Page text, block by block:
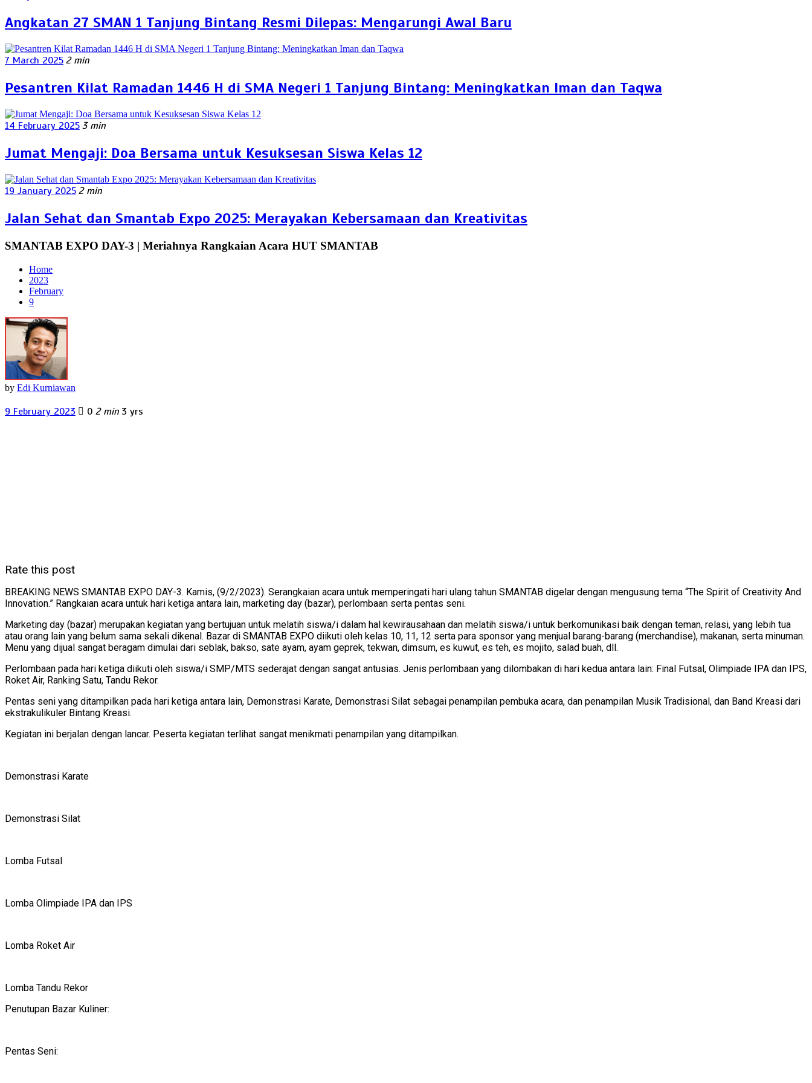
Angkatan 27 SMAN 1 Tanjung Bintang Resmi Dilepas: Mengarungi Awal Baru
7 March 2025 2 min
Pesantren Kilat Ramadan 1446 H di SMA Negeri 1 Tanjung Bintang: Meningkatkan Iman dan Taqwa
14 February 2025 3 min
Jumat Mengaji: Doa Bersama untuk Kesuksesan Siswa Kelas 12
19 January 2025 2 min
Jalan Sehat dan Smantab Expo 2025: Merayakan Kebersamaan dan Kreativitas
SMANTAB EXPO DAY-3 | Meriahnya Rangkaian Acara HUT SMANTAB
Home
2023
February
9
by Edi Kurniawan
9 February 2023 0 2 min 3 yrs
Rate this post
BREAKING NEWS SMANTAB EXPO DAY-3. Kamis, (9/2/2023). Serangkaian acara untuk memperingati hari ulang tahun SMANTAB digelar dengan mengusung tema “The Spirit of Creativity And
Innovation.” Rangkaian acara untuk hari ketiga antara lain, marketing day (bazar), perlombaan serta pentas seni.
Marketing day (bazar) merupakan kegiatan yang bertujuan untuk melatih siswa/i dalam hal kewirausahaan dan melatih siswa/i untuk berkomunikasi baik dengan teman, relasi, yang lebih tua
atau orang lain yang belum sama sekali dikenal. Bazar di SMANTAB EXPO diikuti oleh kelas 10, 11, 12 serta para sponsor yang menjual barang-barang (merchandise), makanan, serta minuman.
Menu yang dijual sangat beragam dimulai dari seblak, bakso, sate ayam, ayam geprek, tekwan, dimsum, es kuwut, es teh, es mojito, salad buah, dll.
Perlombaan pada hari ketiga diikuti oleh siswa/i SMP/MTS sederajat dengan sangat antusias. Jenis perlombaan yang dilombakan di hari kedua antara lain: Final Futsal, Olimpiade IPA dan IPS,
Roket Air, Ranking Satu, Tandu Rekor.
Pentas seni yang ditampilkan pada hari ketiga antara lain, Demonstrasi Karate, Demonstrasi Silat sebagai penampilan pembuka acara, dan penampilan Musik Tradisional, dan Band Kreasi dari
ekstrakulikuler Bintang Kreasi.
Kegiatan ini berjalan dengan lancar. Peserta kegiatan terlihat sangat menikmati penampilan yang ditampilkan.
Demonstrasi Karate
Demonstrasi Silat
Lomba Futsal
Lomba Olimpiade IPA dan IPS
Lomba Roket Air
Lomba Tandu Rekor
Penutupan Bazar Kuliner:
Pentas Seni: